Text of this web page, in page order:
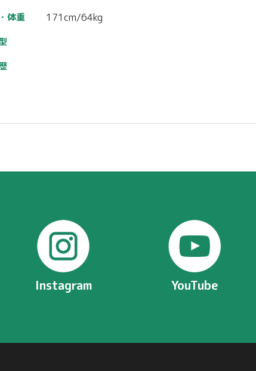
体重 171cm/64kg
Instagram YouTube